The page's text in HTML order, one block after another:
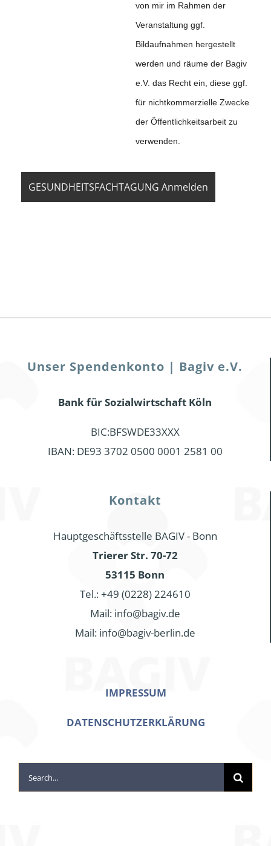
von mir im Rahmen der
Veranstaltung ggf.
Bildaufnahmen hergestellt
werden und räume der Bagiv
e.V. das Recht ein, diese ggf.
für nichtkommerzielle Zwecke
der Öffentlichkeitsarbeit zu
verwenden.
Unser Spendenkonto | Bagiv e.V.
Bank für Sozialwirtschaft Köln
BIC:BFSWDE33XXX
IBAN: DE93 3702 0500 0001 2581 00
Kontakt
Hauptgeschäftsstelle BAGIV - Bonn
Trierer Str. 70-72
53115 Bonn
Tel.: +49 (0228) 224610
Mail: info@bagiv.de
Mail: info@bagiv-berlin.de
IMPRESSUM
DATENSCHUTZERKLÄRUNG
Search
for: